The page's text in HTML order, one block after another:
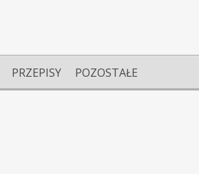
PRZEPISY POZOSTAŁE